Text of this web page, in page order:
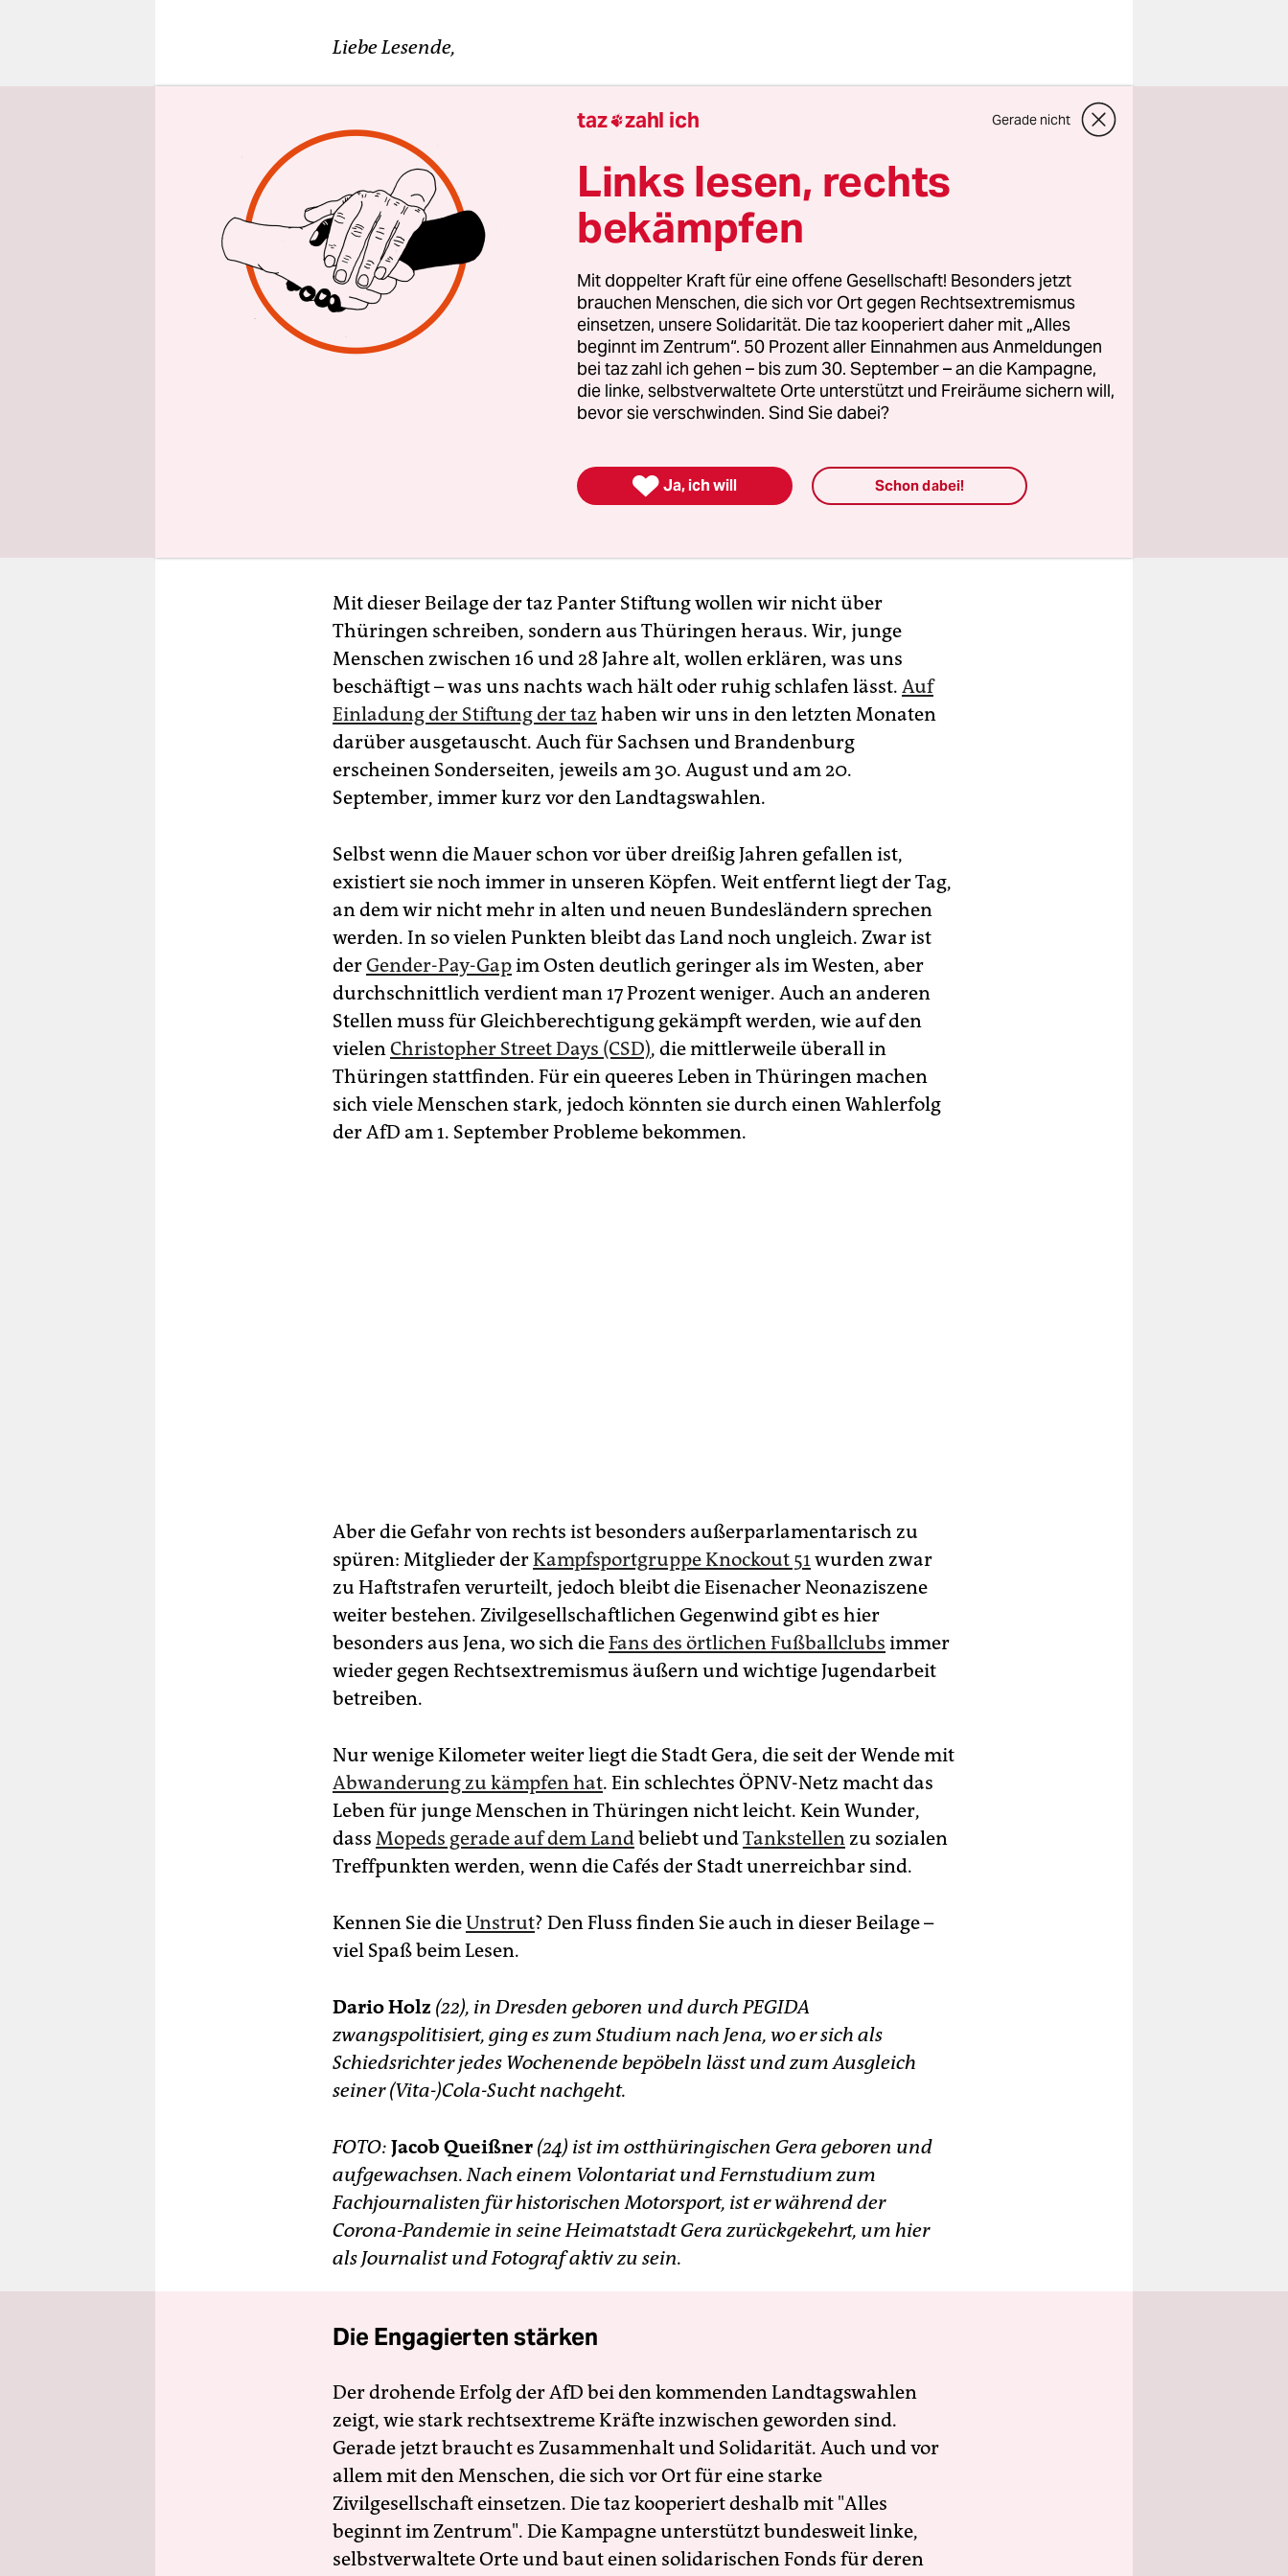
Liebe Lesende,
Bratwurst, Weimarer Klassik und Bauhaus, ein linker
Ministerpräsident und ein Liberaler, der es mit Stimmen der AfD auch
werden wollte. Ein lebenswertes Bundesland mit viel Natur und
geschichtsträchtigen Orten. Aber auch ein Bundesland mit
Abwanderung, brennenden Häusern von Lokalpolitikern,
Reichsbürgern und Rechtsextremisten auf der Straße und im
Parlament. Das schafft regelmäßig Aufmerksamkeit bundesweit.
Der Text ist aus einem zu den Wahlen in Thüringen, Sachsen und
taz.de/spenden
Mit dieser Beilage der taz Panter Stiftung wollen wir nicht über
Thüringen schreiben, sondern aus Thüringen heraus. Wir, junge
Menschen zwischen 16 und 28 Jahre alt, wollen erklären, was uns
beschäftigt – was uns nachts wach hält oder ruhig schlafen lässt. Auf
Einladung der Stiftung der taz haben wir uns in den letzten Monaten
darüber ausgetauscht. Auch für Sachsen und Brandenburg
erscheinen Sonderseiten, jeweils am 30. August und am 20.
September, immer kurz vor den Landtagswahlen.
Selbst wenn die Mauer schon vor über dreißig Jahren gefallen ist,
existiert sie noch immer in unseren Köpfen. Weit entfernt liegt der Tag,
an dem wir nicht mehr in alten und neuen Bundesländern sprechen
werden. In so vielen Punkten bleibt das Land noch ungleich. Zwar ist
derGender-Pay-Gapim Osten deutlich geringer als im Westen, aber
durchschnittlich verdient man 17 Prozent weniger. Auch an anderen
Stellen muss für Gleichberechtigung gekämpft werden, wie auf den
vielenChristopher Street Days (CSD), die mittlerweile überall in
Thüringen stattfinden. Für ein queeres Leben in Thüringen machen
sich viele Menschen stark, jedoch könnten sie durch einen Wahlerfolg
der AfD am 1. September Probleme bekommen.
Aber die Gefahr von rechts ist besonders außerparlamentarisch zu
spüren: Mitglieder derKampfsportgruppe Knockout 51 wurden zwar
zu Haftstrafen verurteilt, jedoch bleibt die Eisenacher Neonaziszene
weiter bestehen. Zivilgesellschaftlichen Gegenwind gibt es hier
besonders aus Jena, wo sich dieFans des örtlichen Fußballclubs immer
wieder gegen Rechtsextremismus äußern und wichtige Jugendarbeit
betreiben.
Nur wenige Kilometer weiter liegt die Stadt Gera, die seit der Wende mit
Abwanderung zu kämpfen hat. Ein schlechtes ÖPNV-Netz macht das
Leben für junge Menschen in Thüringen nicht leicht. Kein Wunder,
dass Mopeds gerade auf dem Landbeliebt undTankstellen zu sozialen
Treffpunkten werden, wenn die Cafés der Stadt unerreichbar sind.
Kennen Sie dieUnstrut? Den Fluss finden Sie auch in dieser Beilage –
viel Spaß beim Lesen.
Dario Holz (22), in Dresden geboren und durch PEGIDA
zwangspolitisiert, ging es zum Studium nach Jena, wo er sich als
Schiedsrichter jedes Wochenende bepöbeln lässt und zum Ausgleich
seiner (Vita-)Cola-Sucht nachgeht.
FOTO: Jacob Queißner (24) ist im ostthüringischen Gera geboren und
aufgewachsen. Nach einem Volontariat und Fernstudium zum
Fachjournalisten für historischen Motorsport, ist er während der
Corona-Pandemie in seine Heimatstadt Gera zurückgekehrt, um hier
als Journalist und Fotograf aktiv zu sein.
Die Engagierten stärken
Der drohende Erfolg der AfD bei den kommenden Landtagswahlen
zeigt, wie stark rechtsextreme Kräfte inzwischen geworden sind.
Gerade jetzt braucht es Zusammenhalt und Solidarität. Auch und vor
allem mit den Menschen, die sich vor Ort für eine starke
Zivilgesellschaft einsetzen. Die taz kooperiert deshalb mit "Alles
beginnt im Zentrum". Die Kampagne unterstützt bundesweit linke,
selbstverwaltete Orte und baut einen solidarischen Fonds für deren
taz zahl ich Gerade nicht
Links lesen, rechts
bekämpfen
Mit doppelter Kraft für eine offene Gesellschaft! Besonders jetzt
brauchen Menschen, die sich vor Ort gegen Rechtsextremismus
einsetzen, unsere Solidarität. Die taz kooperiert daher mit „Alles
beginnt im Zentrum“. 50 Prozent aller Einnahmen aus Anmeldungen
bei taz zahl ich gehen – bis zum 30. September – an die Kampagne,
die linke, selbstverwaltete Orte unterstützt und Freiräume sichern will,
bevor sie verschwinden. Sind Sie dabei?
 Ja, ich will Schon dabei!